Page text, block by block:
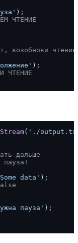
);
ЧТЕНИЕ
возобнови чтение
);
ЧТЕНИЕ
( './
дальше
data'
пауза' );